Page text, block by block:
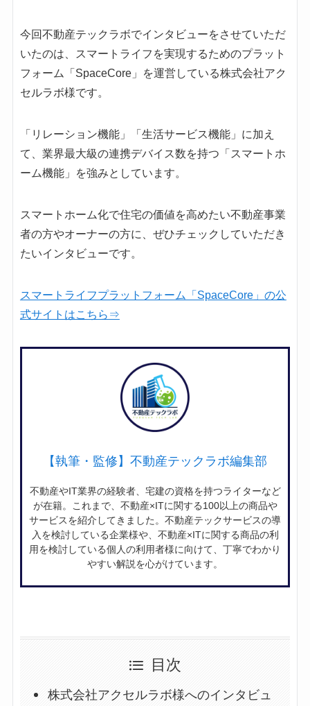
今回不動産テックラボでインタビューをさせていただ
いたのは、スマートライフを実現するためのプラット
フォーム「SpaceCore」を運営している株式会社アク
セルラボ様です。
「リレーション機能」「生活サービス機能」に加え
て、業界最大級の連携デバイス数を持つ「スマートホ
ーム機能」を強みとしています。
スマートホーム化で住宅の価値を高めたい不動産事業
者の方やオーナーの方に、ぜひチェックしていただき
たいインタビューです。
スマートライフプラットフォーム「SpaceCore」の公
式サイトはこちら⇒
【執筆・監修】不動産テックラボ編集部
不動産やIT業界の経験者、宅建の資格を持つライターなど
が在籍。これまで、不動産×ITに関する100以上の商品や
サービスを紹介してきました。不動産テックサービスの導
入を検討している企業様や、不動産×ITに関する商品の利
用を検討している個人の利用者様に向けて、丁寧でわかり
やすい解説を心がけています。
目次
株式会社アクセルラボ様へのインタビュ